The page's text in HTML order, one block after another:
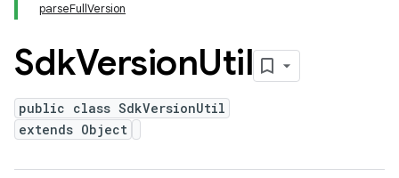
parseFullVersion
SdkVersionUtil
public class SdkVersionUtil
extends Object